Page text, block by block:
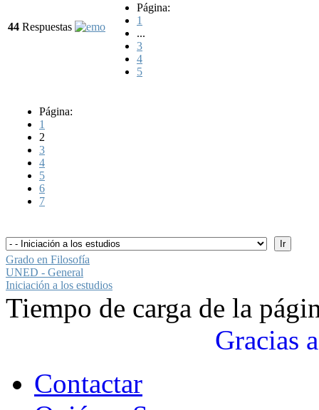
44 Respuestas
Página:
1
...
3
4
5
Página:
1
2
3
4
5
6
7
Grado en Filosofía
UNED - General
Iniciación a los estudios
Tiempo de carga de la
Gracias a
Contactar